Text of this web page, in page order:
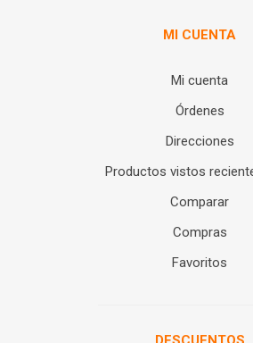
MI CUENTA
Mi cuenta
Órdenes
Direcciones
Productos vistos
Comparar
Compras
Favoritos